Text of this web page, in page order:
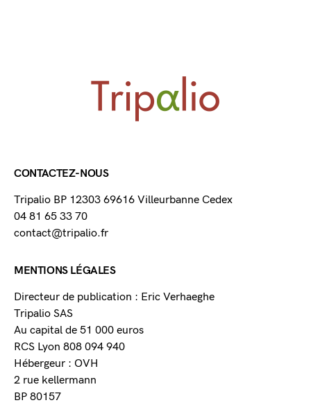
CONTACTEZ-NOUS
Tripalio BP 12303 69616 Villeurbanne Cedex
04 81 65 33 70
contact@tripalio.fr
MENTIONS LÉGALES
Directeur de publication : Eric Verhaeghe
Tripalio SAS
Au capital de 51 000 euros
RCS Lyon 808 094 940
Hébergeur : OVH
2 rue kellermann
BP 80157